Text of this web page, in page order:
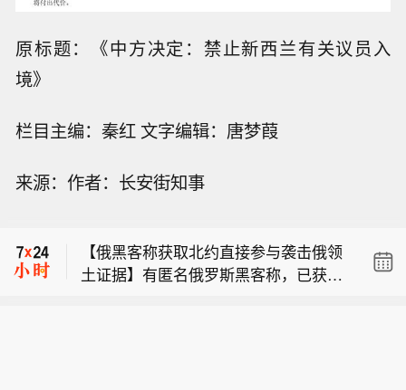
原标题：《中方决定：禁止新西兰有关议员入
境》
栏目主编：秦红 文字编辑：唐梦葭
来源：作者：长安街知事
东南49公里处发生5.0级地震。
【俄黑客称获取北约直接参与袭击俄领
土证据】有匿名俄罗斯黑客称，已获取